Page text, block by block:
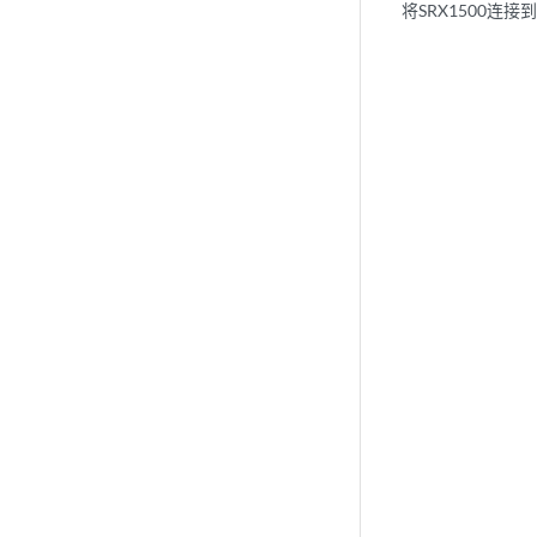
将SRX1500连接